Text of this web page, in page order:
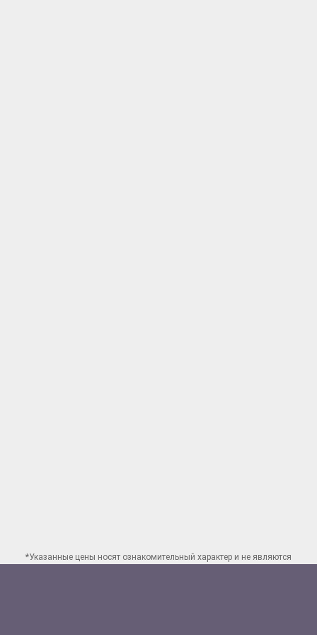
*Указанные цены носят ознакомительный характер и не являются